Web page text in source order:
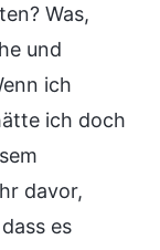
Was,
und
ich
ich doch
davor,
es